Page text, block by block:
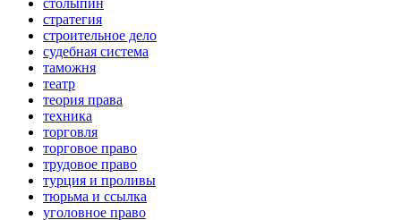
столыпин
стратегия
строительное дело
судебная система
таможня
театр
теория права
техника
торговля
торговое право
трудовое право
турция и проливы
тюрьма и ссылка
уголовное право